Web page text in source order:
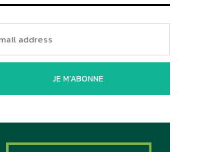
JE M'ABONNE